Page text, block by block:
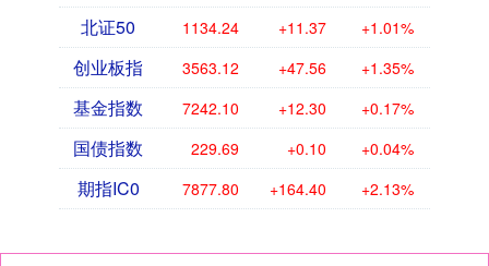
北证50 1134.24 +11.37 +1.01%
创业板指 3563.12 +47.56 +1.35%
基金指数 7242.10 +12.30 +0.17%
国债指数 229.69 +0.10 +0.04%
期指IC0 7877.80 +164.40 +2.13%